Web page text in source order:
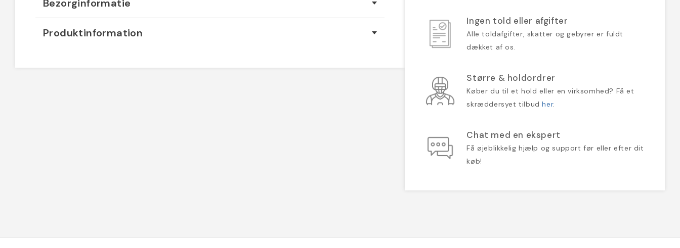
Bezorginformatie
Produktinformation
Ingen told eller afgifter
Alle toldafgifter, skatter og gebyrer er fuldt
dækket af os.
Større & holdordrer
Køber du til et hold eller en virksomhed? Få et
skræddersyet tilbudher.
Chat med en ekspert
Få øjeblikkelig hjælp og support før eller efter dit
køb!